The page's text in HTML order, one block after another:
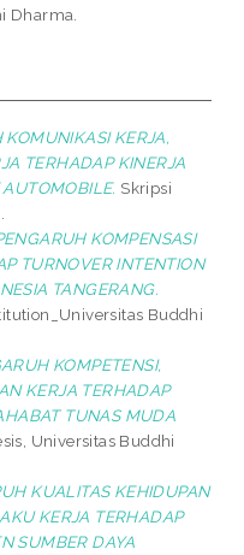
Dharma.
KOMUNIKASI KERJA,
TERHADAP KINERJA
Skripsi
KOMPENSASI
TURNOVER INTENTION
TANGERANG.
Buddhi
KOMPETENSI,
KERJA TERHADAP
TUNAS MUDA
Universitas Buddhi
KUALITAS KEHIDUPAN
KERJA TERHADAP
SUMBER DAYA